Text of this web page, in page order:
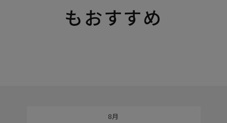
もおすすめ
8月